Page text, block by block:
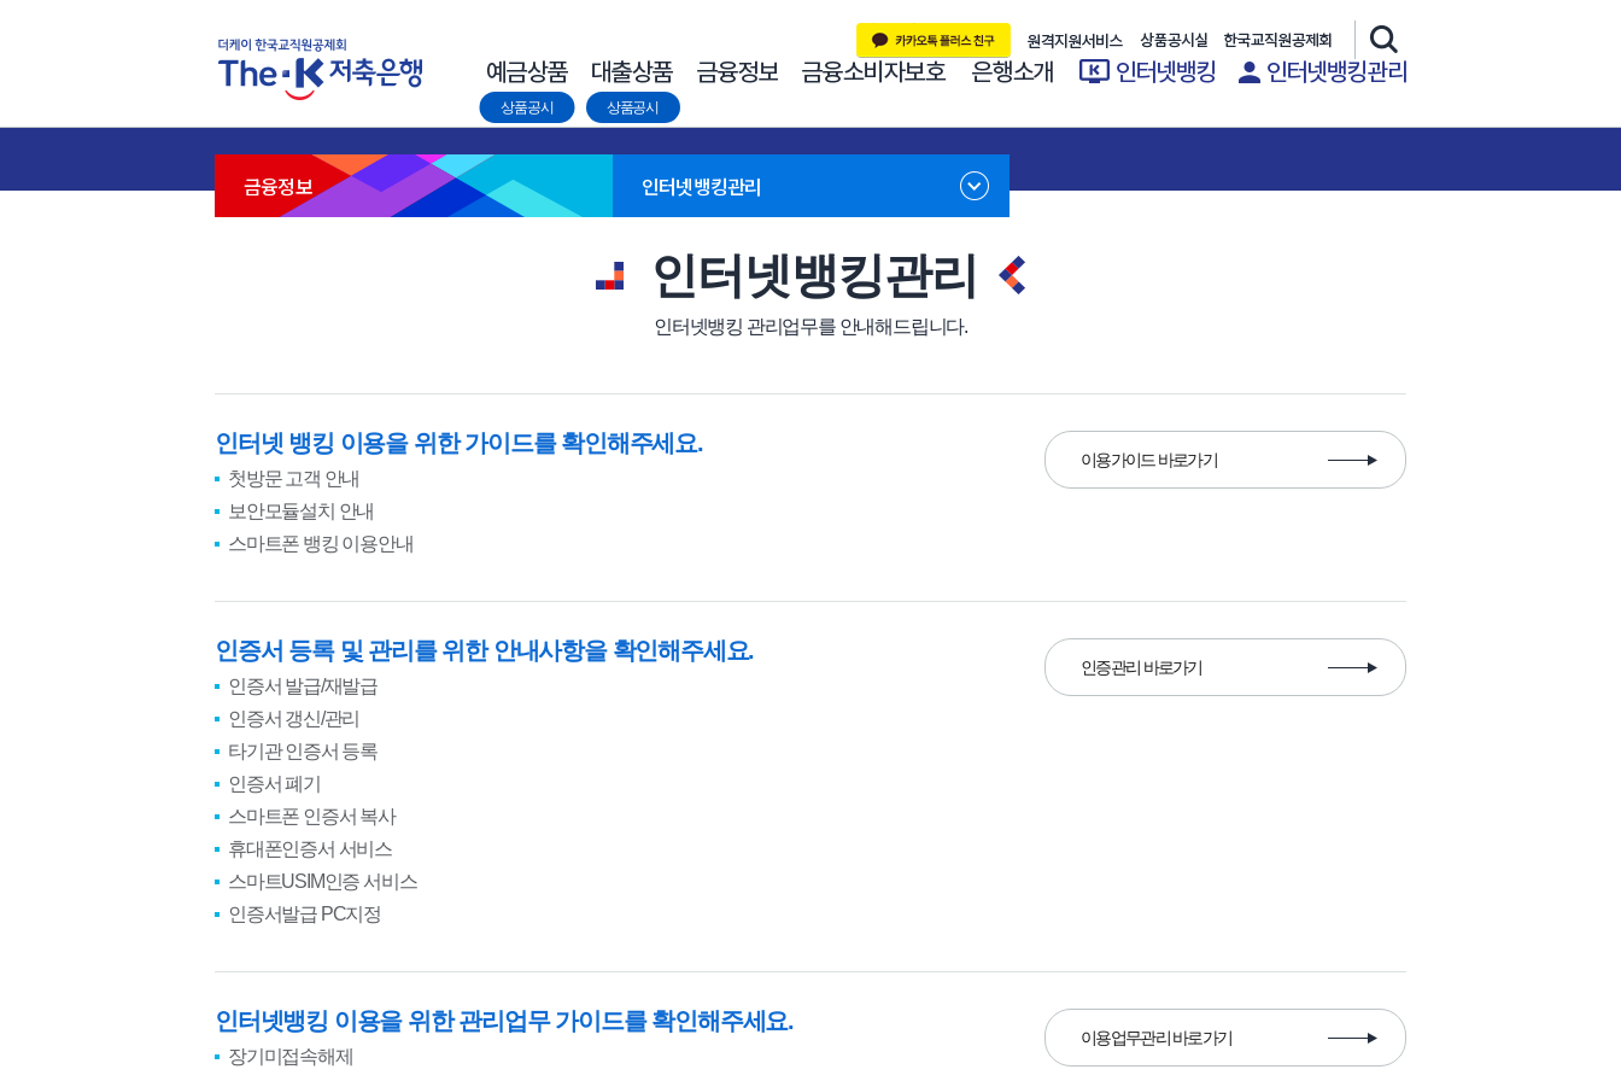
상품공시 상품공시
금융정보 인터넷뱅킹관리
인터넷뱅킹관리
인터넷뱅킹 관리업무를 안내해드립니다.
인터넷 뱅킹 이용을 위한 가이드를 확인해주세요.
첫방문 고객 안내
보안모듈설치 안내
스마트폰 뱅킹 이용안내
이용가이드 바로가기
인증서 등록 및 관리를 위한 안내사항을 확인해주세요.
인증서 발급/재발급
인증서 갱신/관리
타기관 인증서 등록
인증서 폐기
스마트폰 인증서 복사
휴대폰인증서 서비스
스마트USIM인증 서비스
인증서발급 PC지정
인증관리 바로가기
인터넷뱅킹 이용을 위한 관리업무 가이드를 확인해주세요.
장기미접속해제
이용업무관리 바로가기